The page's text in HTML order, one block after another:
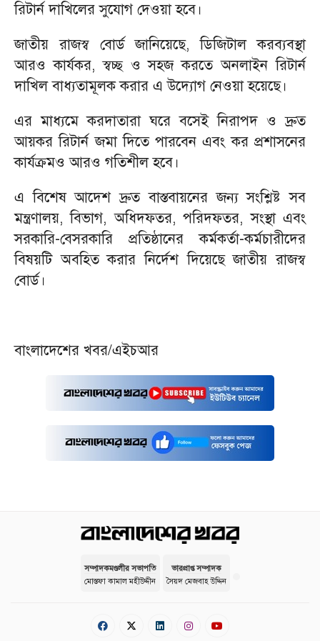
রিটার্ন দাখিলের সুযোগ দেওয়া হবে।
জাতীয় রাজস্ব বোর্ড জানিয়েছে, ডিজিটাল করব্যবস্থা
আরও কার্যকর, স্বচ্ছ ও সহজ করতে অনলাইন রিটার্ন
দাখিল বাধ্যতামূলক করার এ উদ্যোগ নেওয়া হয়েছে।
এর মাধ্যমে করদাতারা ঘরে বসেই নিরাপদ ও দ্রুত
আয়কর রিটার্ন জমা দিতে পারবেন এবং কর প্রশাসনের
কার্যক্রমও আরও গতিশীল হবে।
এ বিশেষ আদেশ দ্রুত বাস্তবায়নের জন্য সংশ্লিষ্ট সব
মন্ত্রণালয়, বিভাগ, অধিদফতর, পরিদফতর, সংস্থা এবং
সরকারি-বেসরকারি প্রতিষ্ঠানের কর্মকর্তা-কর্মচারীদের
বিষয়টি অবহিত করার নির্দেশ দিয়েছে জাতীয় রাজস্ব
বোর্ড।
বাংলাদেশের খবর/এইচআর
সম্পাদকমণ্ডলীর সভাপতি
মোস্তফা কামাল মহীউদ্দীন
ভারপ্রাপ্ত সম্পাদক
সৈয়দ মেজবাহ উদ্দিন